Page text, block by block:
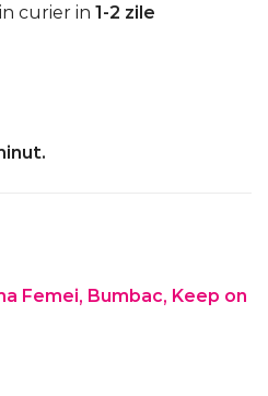
curier in 1-2 zile
Femei, Bumbac, Keep on